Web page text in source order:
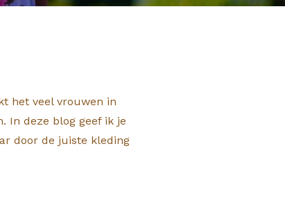
het veel vrouwen in
In deze blog geef ik je
door de juiste kleding